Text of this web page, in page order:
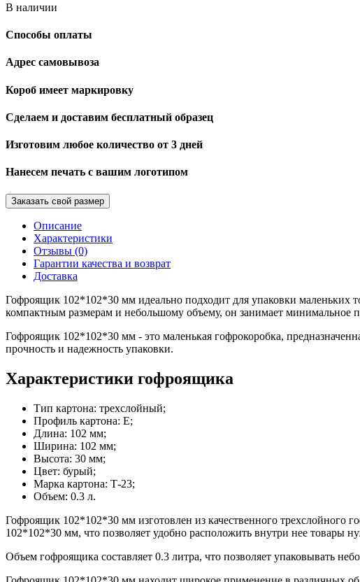
В наличии
Способы оплаты
Адрес самовывоза
Короб имеет маркировку
Сделаем и доставим бесплатный образец
Изготовим любое количество от 3 дней
Нанесем печать с вашим логотипом
Заказать свой размер
Описание
Характеристики
Отзывы (0)
Гарантии качества и возврат
Доставка
Гофроящик 102*102*30 мм идеально подходит для упаковки маленьких
компактным размерам и небольшому объему, он занимает минимальное
Гофроящик 102*102*30 мм - это маленькая гофрокоробка,
прочность и надежность упаковки.
Характеристики гофроящика
Тип картона: трехслойный;
Профиль картона: Е;
Длина: 102 мм;
Ширина: 102 мм;
Высота: 30 мм;
Цвет: бурый;
Марка картона: Т-23;
Объем: 0.3 л.
Гофроящик 102*102*30 мм изготовлен из качественного трехслойного
102*102*30 мм, что позволяет удобно расположить внутри нее товары
Объем гофроящика составляет 0.3 литра, что позволяет упаковывать